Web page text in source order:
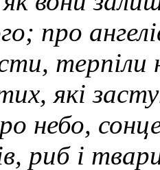
про
терпіли
які
небо,
риб і